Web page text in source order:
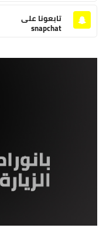
تابعونا على
snapchat